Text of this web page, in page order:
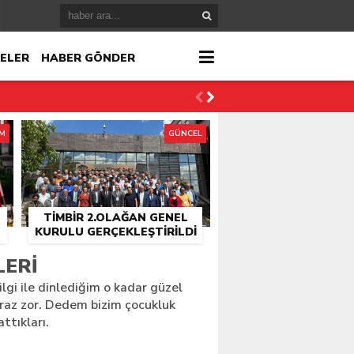
HABER GÖNDER
TİMBİR 2.OLAĞAN GENEL
KURULU GERÇEKLEŞTIRILDI
GÜNCEL
ile dinlediğim o kadar güzel
zor. Dedem bizim çocukluk